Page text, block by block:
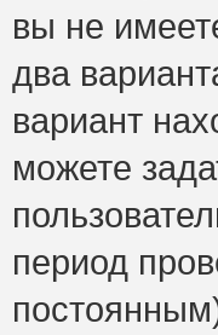
вы не
два
вариант
можете
период